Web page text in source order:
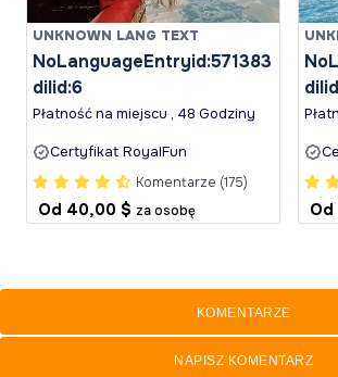
UNKNOWN LANG TEXT
NoLanguageEntryid:571383
dilid:6
Płatność na miejscu , 48 Godziny
Certyfikat RoyalFun
Komentarze (175)
Od 40,00 $ za osobę Od
KOMENTARZE
NAPISZ KOMENTARZ